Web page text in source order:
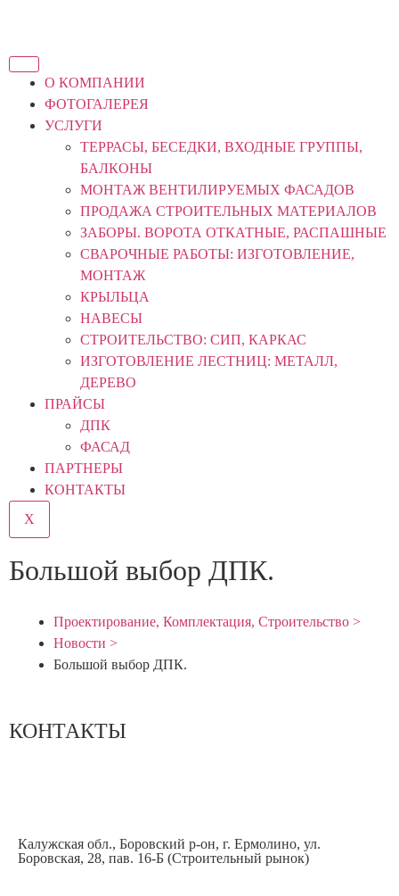
О КОМПАНИИ
ФОТОГАЛЕРЕЯ
УСЛУГИ
ТЕРРАСЫ, БЕСЕДКИ, ВХОДНЫЕ ГРУППЫ,
БАЛКОНЫ
МОНТАЖ ВЕНТИЛИРУЕМЫХ ФАСАДОВ
ПРОДАЖА СТРОИТЕЛЬНЫХ МАТЕРИАЛОВ
ЗАБОРЫ. ВОРОТА ОТКАТНЫЕ, РАСПАШНЫЕ
СВАРОЧНЫЕ РАБОТЫ: ИЗГОТОВЛЕНИЕ,
МОНТАЖ
КРЫЛЬЦА
НАВЕСЫ
СТРОИТЕЛЬСТВО: СИП, КАРКАС
ИЗГОТОВЛЕНИЕ ЛЕСТНИЦ: МЕТАЛЛ,
ДЕРЕВО
ПРАЙСЫ
ДПК
ФАСАД
ПАРТНЕРЫ
КОНТАКТЫ
X
Большой выбор ДПК.
Проектирование, Комплектация, Строительство >
Новости >
Большой выбор ДПК.
КОНТАКТЫ
Калужская обл., Боровский р-он, г. Ермолино, ул.
Боровская, 28, пав. 16-Б (Строительный рынок)